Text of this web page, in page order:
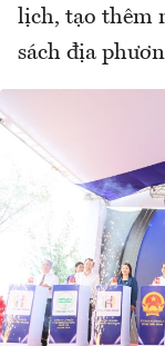
lịch, tạo thêm
sách địa